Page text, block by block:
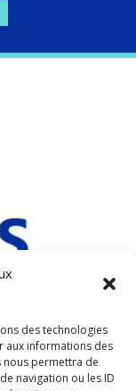
des technologies
aux informations des
nous permettra de
navigation ou les ID